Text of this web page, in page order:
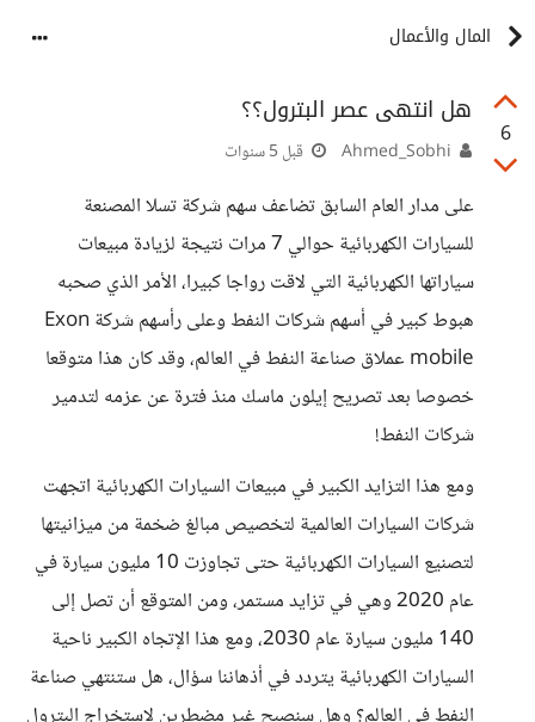
المال والأعمال
6
هل انتهى عصر البترول؟؟
قبل 5 سنوات
على مدار العام السابق تضاعف سهم شركة تسلا المصنعة
للسيارات الكهربائية حوالي 7 مرات نتيجة لزيادة مبيعات
سياراتها الكهربائية التي لاقت رواجا كبيرا، الأمر الذي صحبه
هبوط كبير في أسهم شركات النفط وعلى رأسهم شركة Exon
mobile عملاق صناعة النفط في العالم، وقد كان هذا متوقعا
خصوصا بعد تصريح إيلون ماسك منذ فترة عن عزمه لتدمير
شركات النفط!
ومع هذا التزايد الكبير في مبيعات السيارات الكهربائية اتجهت
شركات السيارات العالمية لتخصيص مبالغ ضخمة من ميزانيتها
لتصنيع السيارات الكهربائية حتى تجاوزت 10 مليون سيارة في
عام 2020 وهي في تزايد مستمر، ومن المتوقع أن تصل إلى
140 مليون سيارة عام 2030، ومع هذا الإتجاه الكبير ناحية
السيارات الكهربائية يتردد في أذهاننا سؤال، هل ستنتهي صناعة